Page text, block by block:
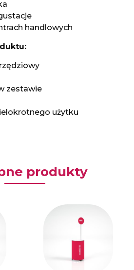
handlowych
zestawie
użytku
produkty